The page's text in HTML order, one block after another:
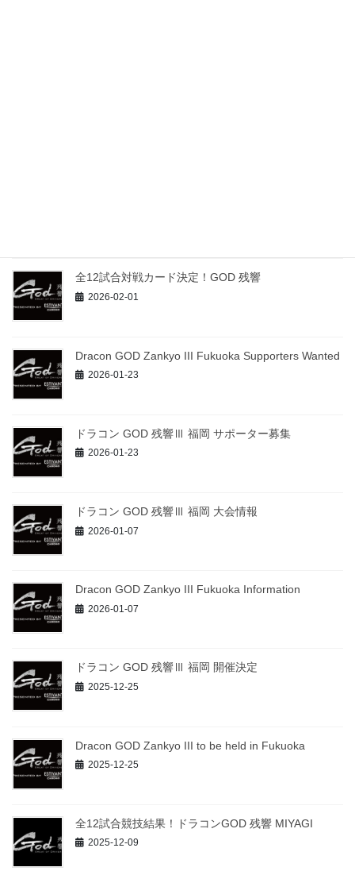
全12試合対戦カード決定！GOD 残響
2026-02-01
Dracon GOD Zankyo III Fukuoka Supporters Wanted
2026-01-23
ドラコン GOD 残響Ⅲ 福岡 サポーター募集
2026-01-23
ドラコン GOD 残響Ⅲ 福岡 大会情報
2026-01-07
Dracon GOD Zankyo III Fukuoka Information
2026-01-07
ドラコン GOD 残響Ⅲ 福岡 開催決定
2025-12-25
Dracon GOD Zankyo III to be held in Fukuoka
2025-12-25
全12試合競技結果！ドラコンGOD 残響 MIYAGI
2025-12-09